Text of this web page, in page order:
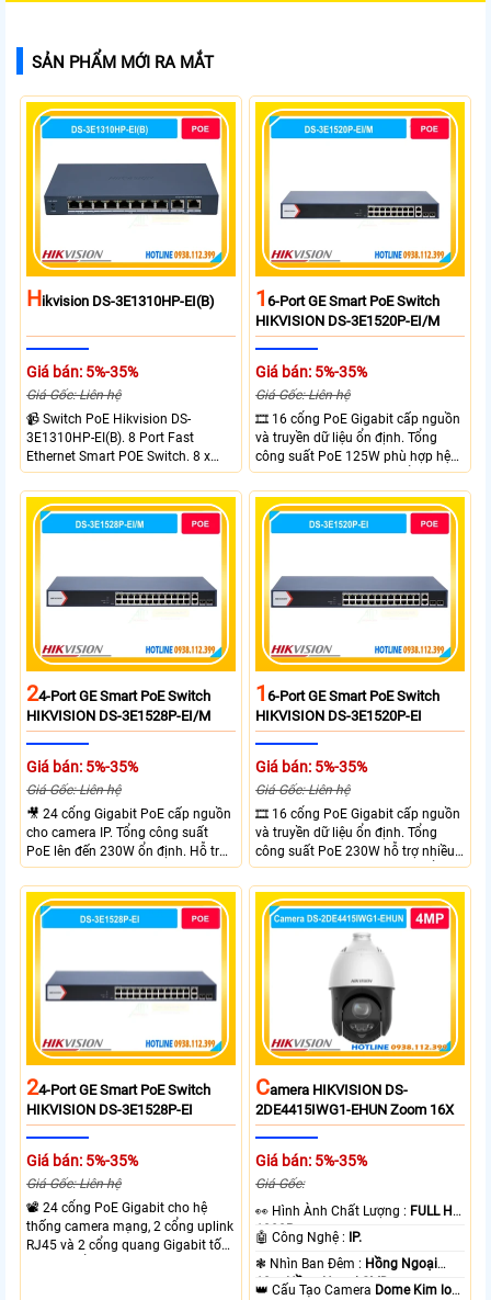
SẢN PHẨM MỚI RA MẮT
HIkvision DS-3E1310HP-EI(B)
Giá bán: 5%-35%
Giá Gốc: Liên hệ
📹 Switch PoE Hikvision DS-
3E1310HP-EI(B). 8 Port Fast
Ethernet Smart POE Switch. 8 x
10/100M PoE Ports, 2 x Gigabit
Uplink Ports.
16-Port GE Smart PoE Switch
HIKVISION DS-3E1520P-EI/M
Giá bán: 5%-35%
Giá Gốc: Liên hệ
🎞 16 cổng PoE Gigabit cấp nguồn
và truyền dữ liệu ổn định. Tổng
công suất PoE 125W phù hợp hệ
thống camera IP vừa. 2 cổng RJ45
Gigabit và 2 cổng quang SFP mở
rộng linh hoạt. Hỗ trợ truyền PoE
xa tối đa lên đến 300 mét.
24-Port GE Smart PoE Switch
HIKVISION DS-3E1528P-EI/M
Giá bán: 5%-35%
Giá Gốc: Liên hệ
🎥 24 cổng Gigabit PoE cấp nguồn
cho camera IP. Tổng công suất
PoE lên đến 230W ổn định. Hỗ trợ
truyền PoE xa đến 300 mét. Băng
thông chuyển mạch đạt 68 Gbps
mạnh mẽ.
16-Port GE Smart PoE Switch
HIKVISION DS-3E1520P-EI
Giá bán: 5%-35%
Giá Gốc: Liên hệ
🎞 16 cổng PoE Gigabit cấp nguồn
và truyền dữ liệu ổn định. Tổng
công suất PoE 230W hỗ trợ nhiều
thiết bị cùng lúc. Tốc độ chuyển
mạch 68Gbps đảm bảo hiệu suất
cao ổn định. Hỗ trợ truyền PoE xa
lên đến 300m cho hệ thống
24-Port GE Smart PoE Switch
HIKVISION DS-3E1528P-EI
Giá bán: 5%-35%
Giá Gốc: Liên hệ
📽 24 cổng PoE Gigabit cho hệ
thống camera mạng, 2 cổng uplink
RJ45 và 2 cổng quang Gigabit tốc
CAmera HIKVISION DS-
2DE4415IWG1-EHUN Zoom 16X
Giá bán: 5%-35%
Giá Gốc:
️👀 Hình Ành Chất Lượng : FULL HD
1080P .
🤖️ Công Nghệ :
IP.
❃ Nhìn Ban Đêm : Hồng Ngoại
10m Hồng Ngoại SMD.
👑 Cấu Tạo Camera Dome Kim loại